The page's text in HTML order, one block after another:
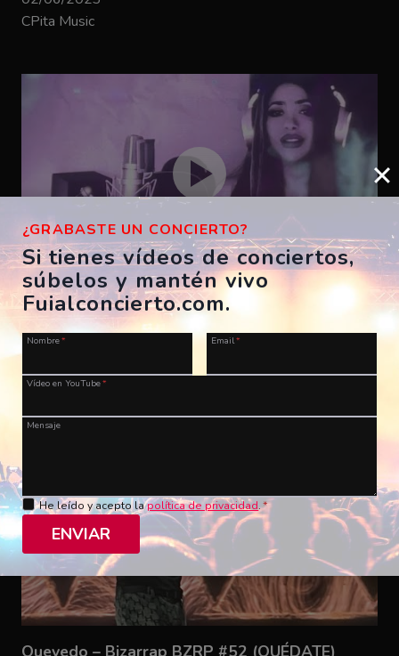
CPita Music
Bizarrap – SHAKIRA BZRP #53
ES, A Coruña, Morriña Festival
28/07/2023
CPita Music
Quevedo – Bizarrap BZRP #52 (QUÉDATE)
¿GRABASTE UN CONCIERTO?
Si tienes vídeos de conciertos,
súbelos y mantén vivo
Fuialconcierto.com.
Nombre* Email*
Vídeo en YouTube*
Mensaje
He leído y acepto lapolítica de privacidad.*
ENVIAR